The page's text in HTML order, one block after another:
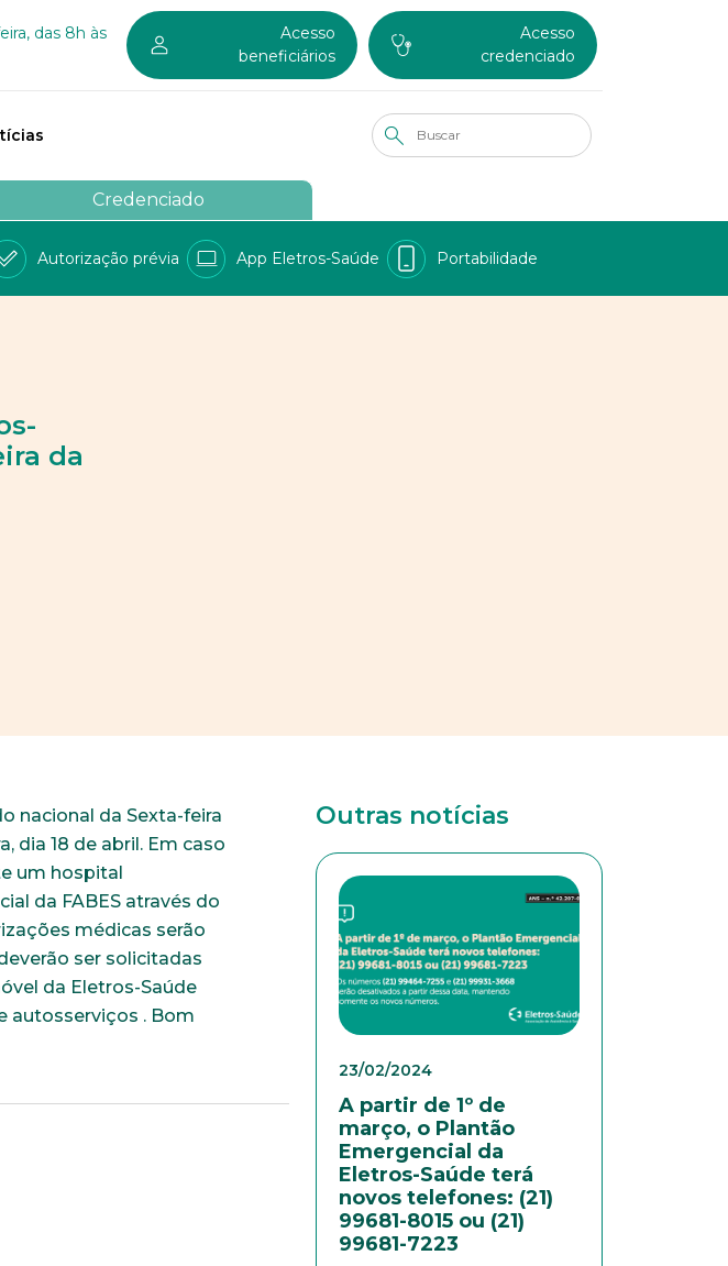
das 8h às
Acesso
beneficiários
Acesso
credenciado
Credenciado
Autorização prévia App Eletros-Saúde Portabilidade
da
nacional da Sexta-feira
dia 18 de abril. Em caso
um hospital
da FABES através do
médicas serão
ser solicitadas
da Eletros-Saúde
autosserviços . Bom
Outras notícias
23/02/2024
A partir de 1º de
março, o Plantão
Emergencial da
Eletros-Saúde terá
novos telefones: (21)
99681-8015 ou (21)
99681-7223